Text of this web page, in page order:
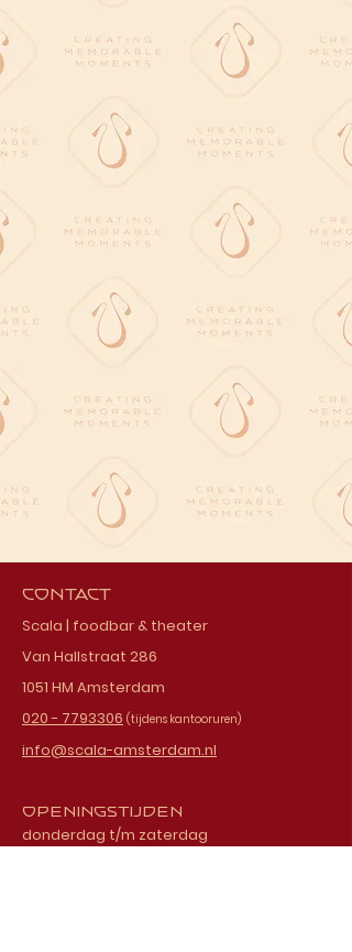
Contact
Scala | foodbar & theater
Van Hallstraat 286
1051 HM Amsterdam
020 - 7793306 (tijdens kantooruren)
info@scala-amsterdam.nl
Openingstijden
donderdag t/m zaterdag